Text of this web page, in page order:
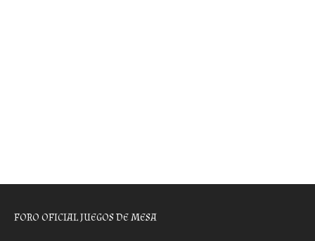
FORO OFICIAL JUEGOS DE MESA